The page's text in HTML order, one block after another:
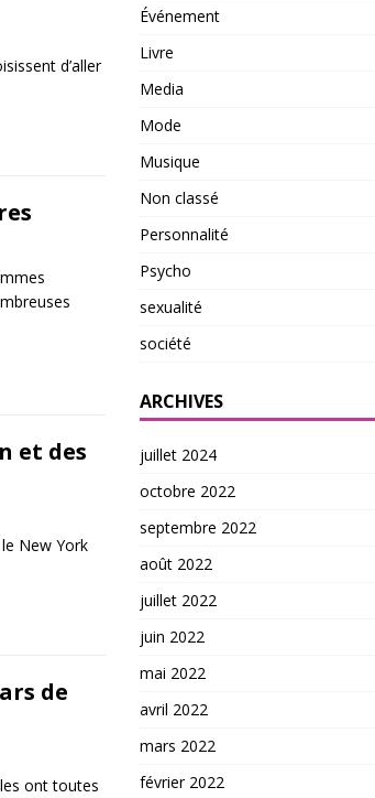
d’aller
et des
New York
de
ont toutes
Événement
Livre
Media
Mode
Musique
Non classé
Personnalité
Psycho
sexualité
société
ARCHIVES
juillet 2024
octobre 2022
septembre 2022
août 2022
juillet 2022
juin 2022
mai 2022
avril 2022
mars 2022
février 2022